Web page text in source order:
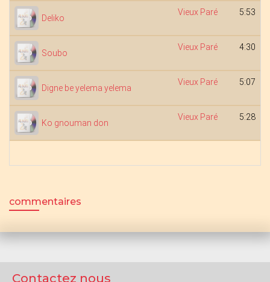
Deliko
Vieux Paré 5:53
Soubo
Vieux Paré 4:30
Digne be yelema yelema
Vieux Paré 5:07
Ko gnouman don
Vieux Paré 5:28
commentaires
Contactez nous